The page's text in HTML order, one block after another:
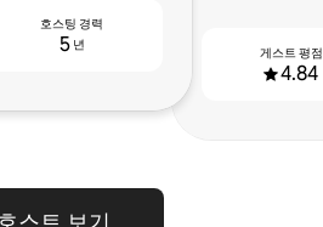
5 년
호스팅 경력
4.84
게스트 평점